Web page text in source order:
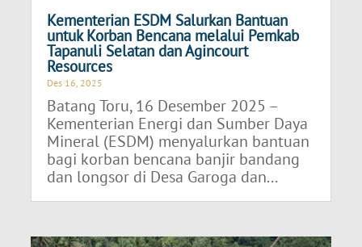
Kementerian ESDM Salurkan Bantuan
untuk Korban Bencana melalui Pemkab
Tapanuli Selatan dan Agincourt
Resources
Des 16, 2025
Batang Toru, 16 Desember 2025 –
Kementerian Energi dan Sumber Daya
Mineral (ESDM) menyalurkan bantuan
bagi korban bencana banjir bandang
dan longsor di Desa Garoga dan...